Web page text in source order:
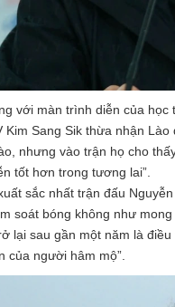
với màn trình diễn của học
Kim Sang Sik thừa nhận
nhưng vào trận họ cho
tốt hơn trong tương lai”.
sắc nhất trận đấu
soát bóng không như
lại sau gần một năm là
của người hâm mộ”.